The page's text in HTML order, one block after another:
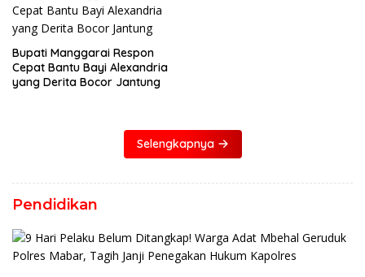
Bupati Manggarai Respon
Cepat Bantu Bayi Alexandria
yang Derita Bocor Jantung
Selengkapnya
Pendidikan